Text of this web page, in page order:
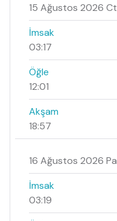
15 Ağustos 2026 Ct
İmsak
03:17
Öğle
12:01
Akşam
18:57
16 Ağustos 2026 Pa
İmsak
03:19